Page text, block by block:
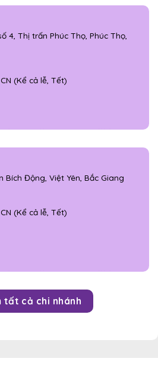
4, Thị trấn Phúc Thọ, Phúc Thọ,
(Kể cả lễ, Tết)
Bích Động, Việt Yên, Bắc Giang
(Kể cả lễ, Tết)
tất cả chi nhánh